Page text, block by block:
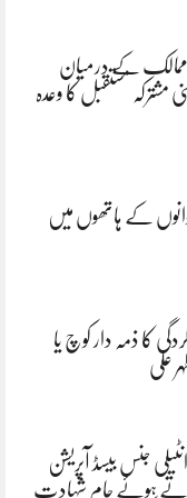
ممالک کے درمیان
مشترکہ مستقبل کا وعدہ
کے ہاتھوں میں
کا ذمہ دار کوچ یا
علی
جنس بیسڈ آپریشن
ہوئے جامِ شہادت